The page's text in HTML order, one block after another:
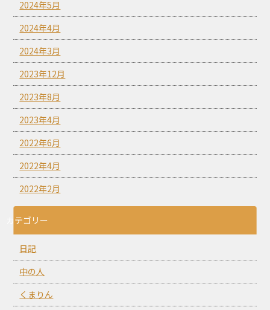
2024年5月
2024年4月
2024年3月
2023年12月
2023年8月
2023年4月
2022年6月
2022年4月
2022年2月
カテゴリー
日記
中の人
くまりん